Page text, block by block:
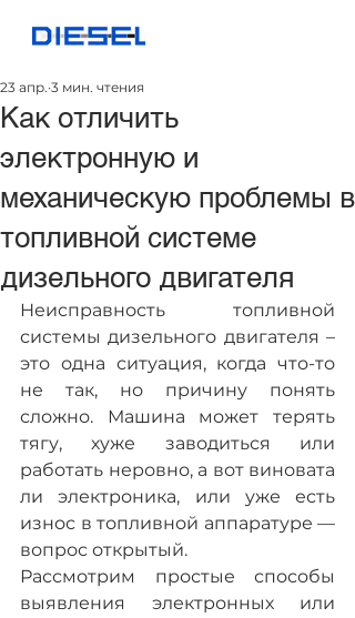
Как отличить
электронную и
механическую проблемы в
топливной системе
дизельного двигателя
23 апр. 3 мин. чтения
Неисправность топливной
системы дизельного двигателя –
это одна ситуация, когда что-то
не так, но причину понять
сложно. Машина может терять
тягу, хуже заводиться или
работать неровно, а вот виновата
ли электроника, или уже есть
износ в топливной аппаратуре —
вопрос открытый.
Рассмотрим простые способы
выявления электронных или